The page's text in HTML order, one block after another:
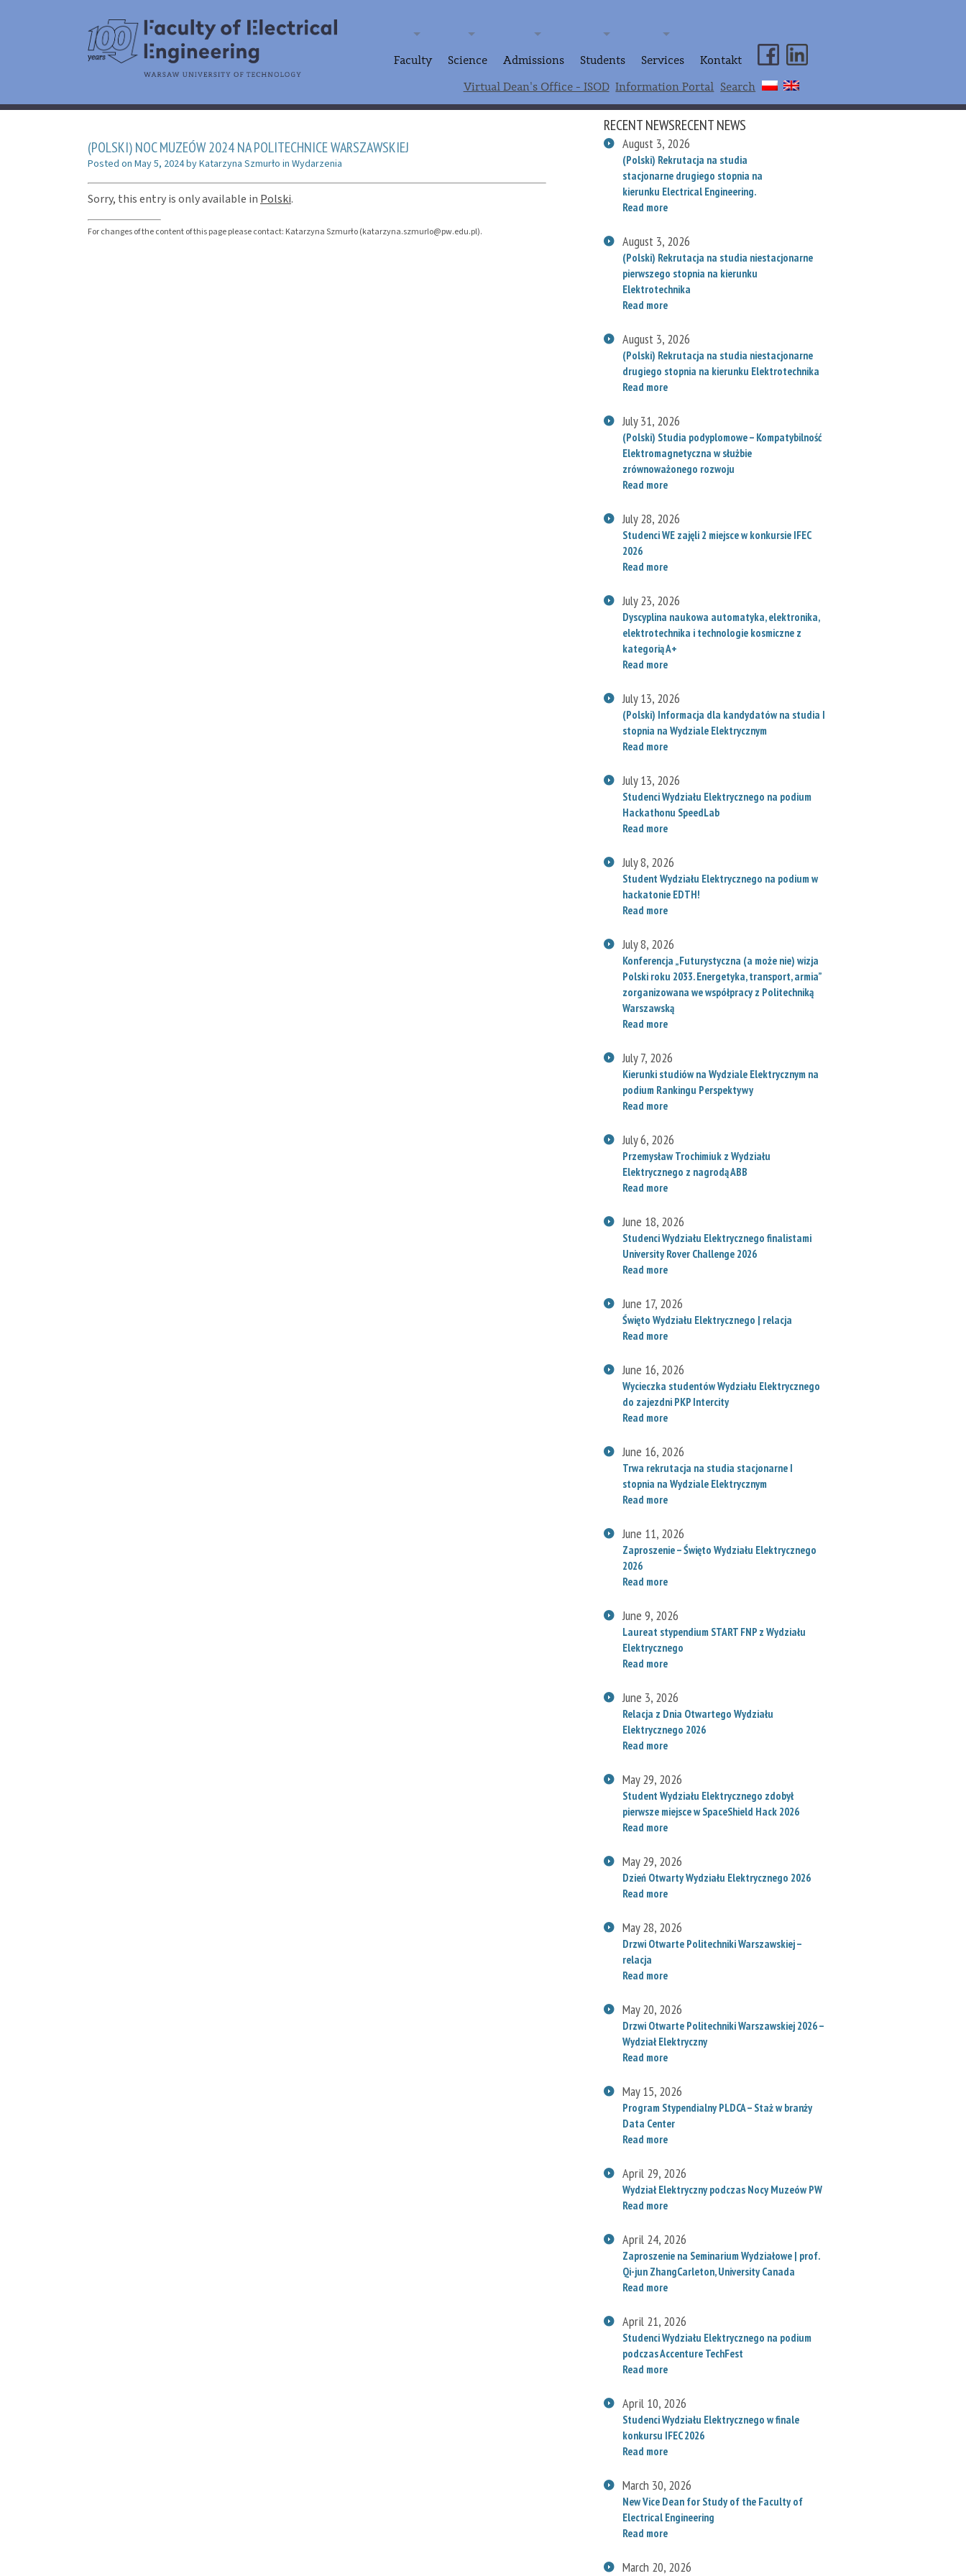
Faculty Science Admissions Students Services
Kontakt
Virtual Dean's Office - ISOD Information Portal Search
(POLSKI) NOC MUZEÓW 2024 NA POLITECHNICE WARSZAWSKIEJ
Posted on May 5, 2024byKatarzyna Szmurło in Wydarzenia
Sorry, this entry is only available in Polski.
For changes of the content of this page please contact: Katarzyna Szmurło (katarzyna.szmurlo@pw.edu.pl).
RECENT NEWSRECENT NEWS
August 3, 2026
(Polski) Rekrutacja na studia
stacjonarne drugiego stopnia na
kierunku Electrical Engineering.
Read more
August 3, 2026
(Polski) Rekrutacja na studia niestacjonarne
pierwszego stopnia na kierunku
Elektrotechnika
Read more
August 3, 2026
(Polski) Rekrutacja na studia niestacjonarne
drugiego stopnia na kierunku Elektrotechnika
Read more
July 31, 2026
(Polski) Studia podyplomowe – Kompatybilność
Elektromagnetyczna w służbie
zrównoważonego rozwoju
Read more
July 28, 2026
Studenci WE zajęli 2 miejsce w konkursie IFEC
2026
Read more
July 23, 2026
Dyscyplina naukowa automatyka, elektronika,
elektrotechnika i technologie kosmiczne z
kategorią A+
Read more
July 13, 2026
(Polski) Informacja dla kandydatów na studia I
stopnia na Wydziale Elektrycznym
Read more
July 13, 2026
Studenci Wydziału Elektrycznego na podium
Hackathonu SpeedLab
Read more
July 8, 2026
Student Wydziału Elektrycznego na podium w
hackatonie EDTH!
Read more
July 8, 2026
Konferencja „Futurystyczna (a może nie) wizja
Polski roku 2033. Energetyka, transport, armia”
zorganizowana we współpracy z Politechniką
Warszawską
Read more
July 7, 2026
Kierunki studiów na Wydziale Elektrycznym na
podium Rankingu Perspektywy
Read more
July 6, 2026
Przemysław Trochimiuk z Wydziału
Elektrycznego z nagrodą ABB
Read more
June 18, 2026
Studenci Wydziału Elektrycznego finalistami
University Rover Challenge 2026
Read more
June 17, 2026
Święto Wydziału Elektrycznego | relacja
Read more
June 16, 2026
Wycieczka studentów Wydziału Elektrycznego
do zajezdni PKP Intercity
Read more
June 16, 2026
Trwa rekrutacja na studia stacjonarne I
stopnia na Wydziale Elektrycznym
Read more
June 11, 2026
Zaproszenie – Święto Wydziału Elektrycznego
2026
Read more
June 9, 2026
Laureat stypendium START FNP z Wydziału
Elektrycznego
Read more
June 3, 2026
Relacja z Dnia Otwartego Wydziału
Elektrycznego 2026
Read more
May 29, 2026
Student Wydziału Elektrycznego zdobył
pierwsze miejsce w SpaceShield Hack 2026
Read more
May 29, 2026
Dzień Otwarty Wydziału Elektrycznego 2026
Read more
May 28, 2026
Drzwi Otwarte Politechniki Warszawskiej –
relacja
Read more
May 20, 2026
Drzwi Otwarte Politechniki Warszawskiej 2026 –
Wydział Elektryczny
Read more
May 15, 2026
Program Stypendialny PLDCA – Staż w branży
Data Center
Read more
April 29, 2026
Wydział Elektryczny podczas Nocy Muzeów PW
Read more
April 24, 2026
Zaproszenie na Seminarium Wydziałowe | prof.
Qi-jun ZhangCarleton, University Canada
Read more
April 21, 2026
Studenci Wydziału Elektrycznego na podium
podczas Accenture TechFest
Read more
April 10, 2026
Studenci Wydziału Elektrycznego w finale
konkursu IFEC 2026
Read more
March 30, 2026
New Vice Dean for Study of the Faculty of
Electrical Engineering
Read more
March 20, 2026